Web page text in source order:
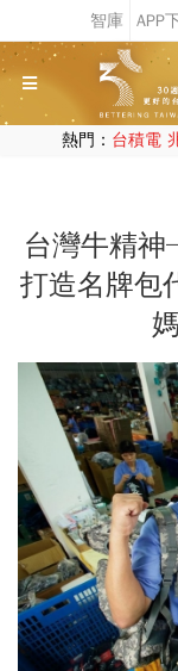
熱門： 台積電
台灣牛精
打造名牌包